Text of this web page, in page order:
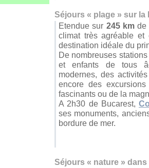
Séjours « plage » sur la
Etendue sur 245 kmde
climat très agréable
destination idéale du
De nombreuses
et enfants de tous
modernes, des
encore des
fascinants ou de la
A 2h30 de Bucarest,
ses monuments,
bordure de mer.
Séjours « nature »